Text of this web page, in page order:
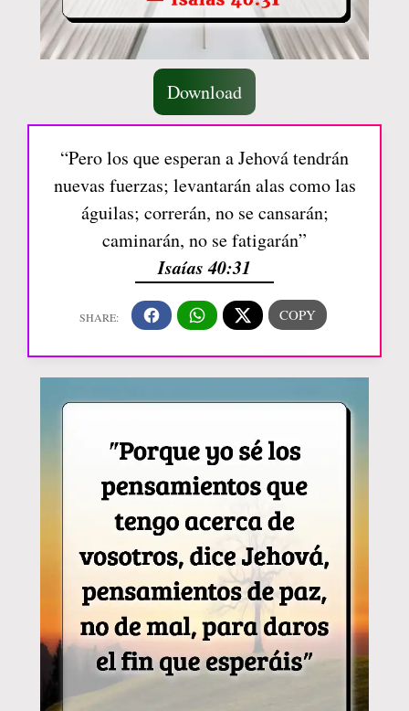
Download
“Pero los que esperan a Jehová tendrán
nuevas fuerzas; levantarán alas como las
águilas; correrán, no se cansarán;
caminarán, no se fatigarán”
Isaías 40:31